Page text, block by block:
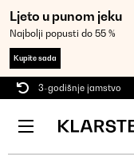
Ljeto u punom jeku
Najbolji popusti do 55 %
Kupite sada
3-godišnje jamstvo